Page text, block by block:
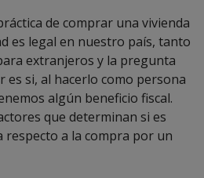
de comprar una vivienda
es legal en nuestro país, tanto
extranjeros y la pregunta
es si, al hacerlo como persona
algún beneficio fiscal.
que determinan si es
respecto a la compra por un